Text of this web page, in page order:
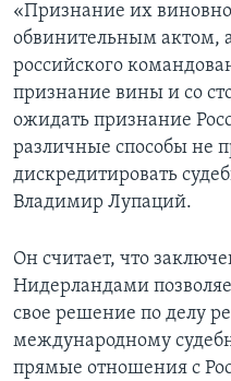
«Признание их
обвинительным актом,
российского
признание вины и со
ожидать признание
различные способы не
дискредитировать
Владимир Лупаций.
Он считает, что
Нидерландами
свое решение по делу
международному
прямые отношения с